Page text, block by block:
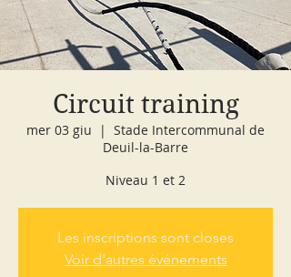
Circuit training
mer 03 giu
  |
Stade Intercommunal de
Deuil-la-Barre
Niveau 1 et 2
Les inscriptions sont closes
Voir d'autres événements